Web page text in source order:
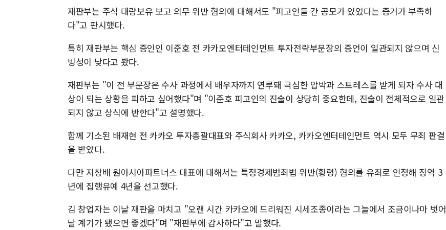
재판부는 주식 대량보유 보고 의무 위반 혐의에 대해서도 "피고인들 간 공모가 있었다는 증거가 부족하
다"고 판시했다.
특히 재판부는 핵심 증인인 이준호 전 카카오엔터테인먼트 투자전략부문장의 증언이 일관되지 않으며 신
빙성이 낮다고 봤다.
재판부는 "이 전 부문장은 수사 과정에서 배우자까지 연루돼 극심한 압박과 스트레스를 받게 되자 수사 대
상이 되는 상황을 피하고 싶어했다"며 "이준호 피고인의 진술이 상당히 중요한데, 진술이 전체적으로 일관
되지 않고 상식에 반한다"고 설명했다.
함께 기소된 배재현 전 카카오 투자총괄대표와 주식회사 카카오, 카카오엔터테인먼트 역시 모두 무죄 판결
을 받았다.
다만 지창배 원아시아파트너스 대표에 대해서는 특정경제범죄법 위반(횡령) 혐의를 유죄로 인정해 징역 3
년에 집행유예 4년을 선고했다.
김 창업자는 이날 재판을 마치고 "오랜 시간 카카오에 드리워진 시세조종이라는 그늘에서 조금이나마 벗어
날 계기가 됐으면 좋겠다"며 "재판부에 감사하다"고 말했다.